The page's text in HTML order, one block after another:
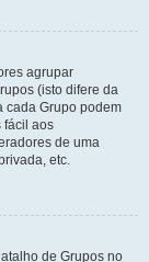
agrupar
(isto difere da
cada Grupo podem
fácil aos
de uma
etc.
de Grupos no